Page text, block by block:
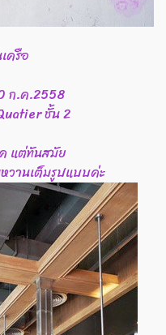
ครือ
ก.ค.2558
ชั้น 2
แต่ทันสมัย
วานเต็มรูปแบบค่ะ